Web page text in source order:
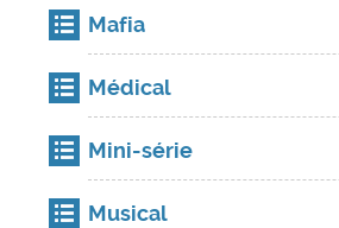
Mafia
Médical
Mini-série
Musical